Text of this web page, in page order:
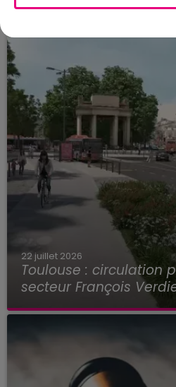
22 juillet 2026
Toulouse : circulation
secteur François